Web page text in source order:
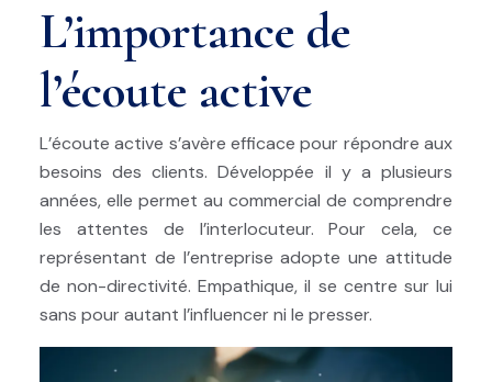
L’importance de
l’écoute active
L’écoute active s’avère efficace pour répondre aux
besoins des clients. Développée il y a plusieurs
années, elle permet au commercial de comprendre
les attentes de l’interlocuteur. Pour cela, ce
représentant de l’entreprise adopte une attitude
de non-directivité. Empathique, il se centre sur lui
sans pour autant l’influencer ni le presser.